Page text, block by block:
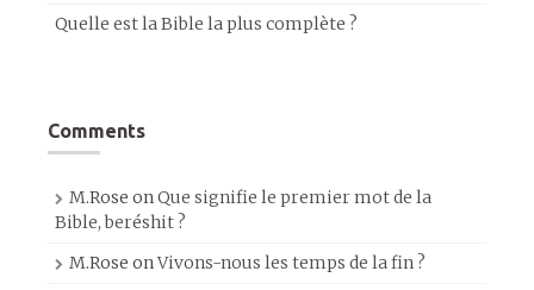
Quelle est la Bible la plus complète ?
Comments
M.Rose onQue signifie le premier mot de la
Bible, beréshit ?
M.Rose onVivons-nous les temps de la fin ?